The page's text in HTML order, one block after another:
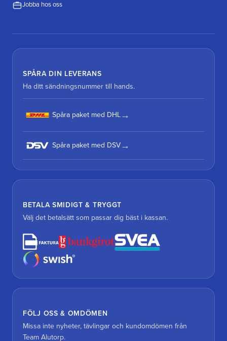
Jobba hos oss
SPÅRA DIN LEVERANS
Ha ditt sändningsnummer till hands.
Spåra paket med DHL
Spåra paket med DSV
BETALA SMIDIGT & TRYGGT
Välj det betalsätt som passar dig bäst i kassan.
FÖLJ OSS & OMDÖMEN
Missa inte nyheter, tävlingar och kundomdömen från
Team Alutorp.